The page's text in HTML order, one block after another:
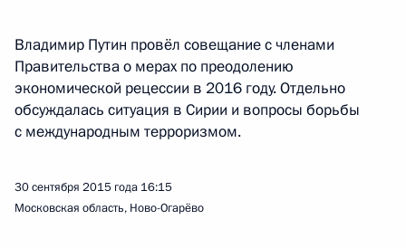
Владимир Путин провёл совещание с членами
Правительства о мерах по преодолению
экономической рецессии в 2016 году. Отдельно
обсуждалась ситуация в Сирии и вопросы борьбы
с международным терроризмом.
30 сентября 2015 года 16:15
Московская область, Ново-Огарёво